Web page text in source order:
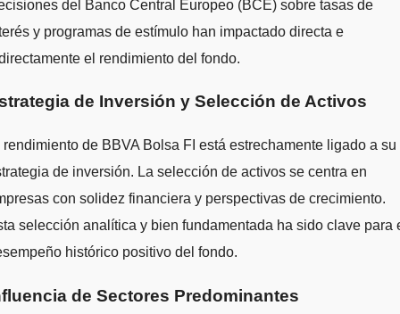
del Banco Central Europeo (BCE) sobre tasas de
y programas de estímulo han impactado directa e
el rendimiento del fondo.
de Inversión y Selección de Activos
rendimiento de BBVA Bolsa FI está estrechamente ligado a su
de inversión. La selección de activos se centra en
con solidez financiera y perspectivas de crecimiento.
selección analítica y bien fundamentada ha sido clave para
histórico positivo del fondo.
de Sectores Predominantes